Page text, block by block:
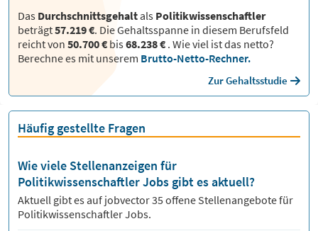
Das Durchschnittsgehaltals Politikwissenschaftler
beträgt57.219 €. Die Gehaltsspanne in diesem Berufsfeld
reicht von 50.700 € bis68.238 € . Wie viel ist das netto?
Berechne es mit unserem Brutto-Netto-Rechner.
Zur Gehaltsstudie
Häufig gestellte Fragen
Wie viele Stellenanzeigen für
Politikwissenschaftler Jobs gibt es aktuell?
Aktuell gibt es auf jobvector35 offene Stellenangebote für
Politikwissenschaftler Jobs.